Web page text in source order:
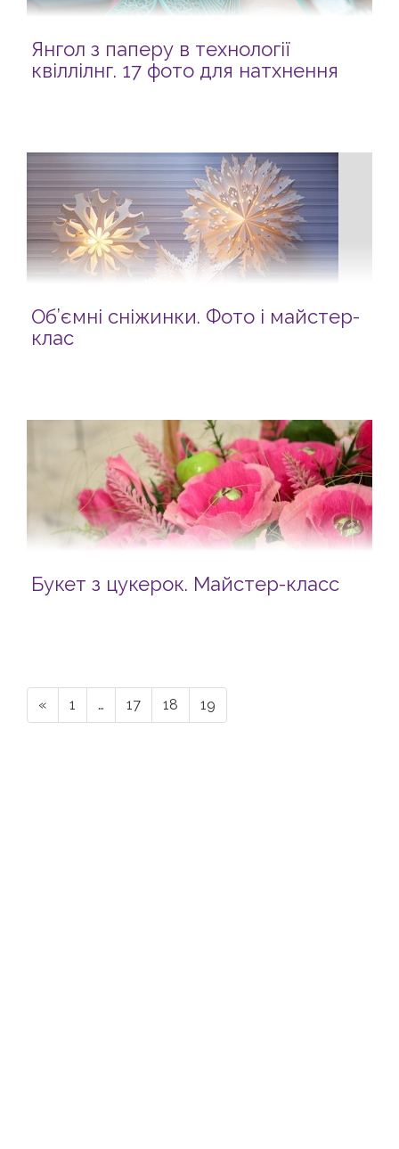
Янгол з паперу в технології
квіллілнг. 17 фото для натхнення
Об’ємні сніжинки. Фото і майcтер-
клас
Букет з цукерок. Майстер-класс
« 1 … 17 18 19